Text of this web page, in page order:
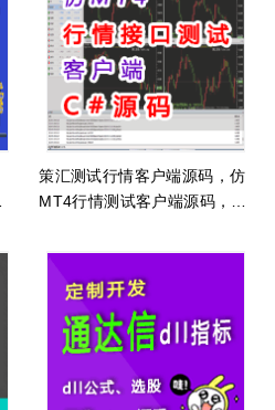
策汇测试行情客户端源码，仿
MT4行情测试客户端源码，行
油行情接口